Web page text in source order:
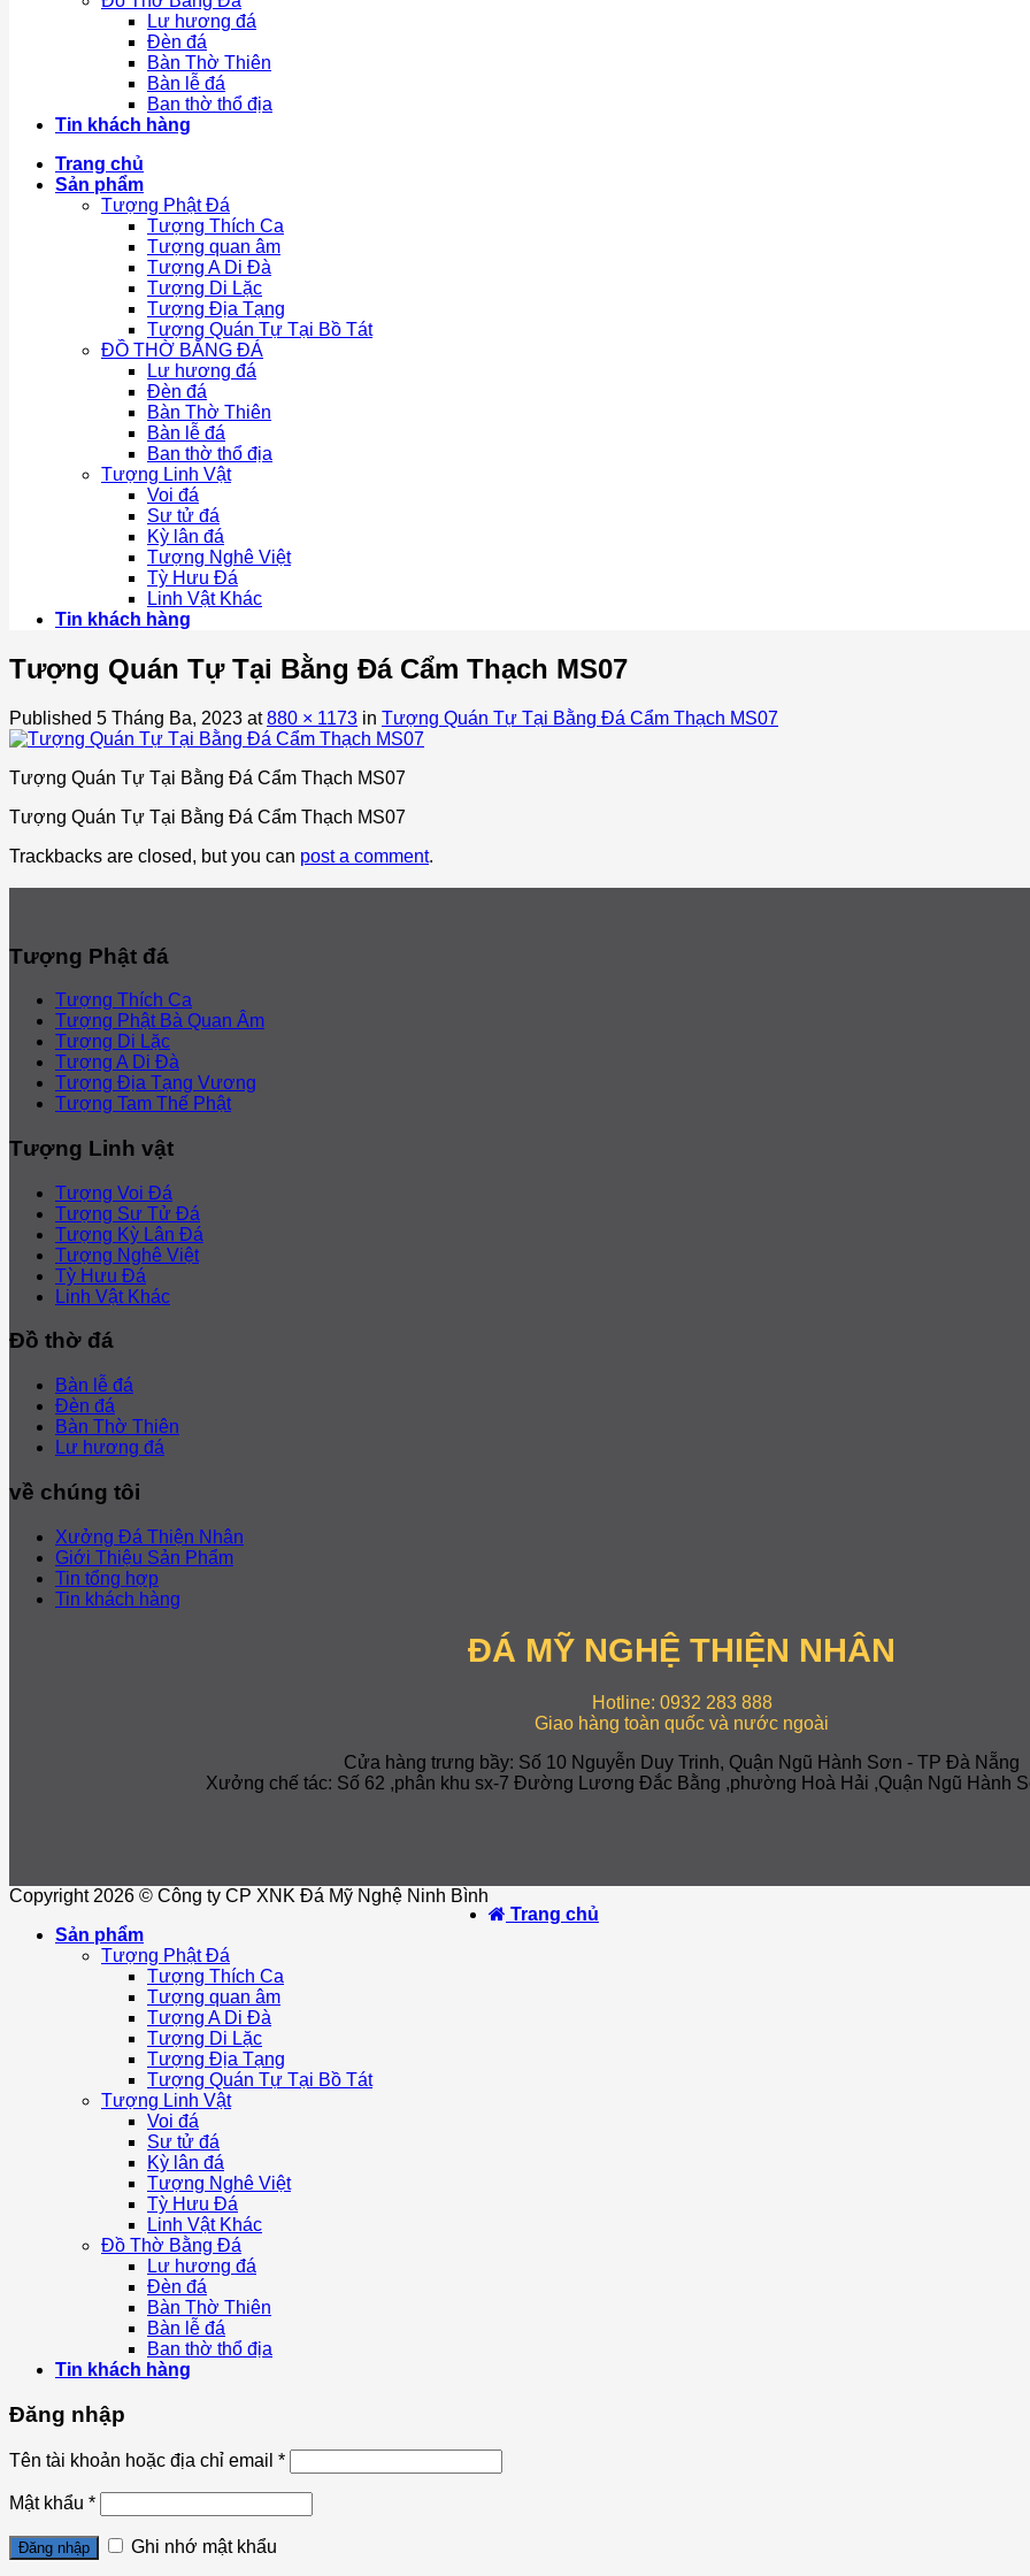
Lư hương đá
Đèn đá
Bàn Thờ Thiên
Bàn lễ đá
Ban thờ thổ địa
Tin khách hàng
Trang chủ
Sản phẩm
Tượng Phật Đá
Tượng Thích Ca
Tượng quan âm
Tượng A Di Đà
Tượng Di Lặc
Tượng Địa Tạng
Tượng Quán Tự Tại Bồ Tát
ĐỒ THỜ BẰNG ĐÁ
Lư hương đá
Đèn đá
Bàn Thờ Thiên
Bàn lễ đá
Ban thờ thổ địa
Tượng Linh Vật
Voi đá
Sư tử đá
Kỳ lân đá
Tượng Nghê Việt
Tỳ Hưu Đá
Linh Vật Khác
Tin khách hàng
Tượng Quán Tự Tại Bằng Đá Cẩm Thạch MS07
Published 5 Tháng Ba, 2023 at880 × 1173 in Tượng Quán Tự Tại Bằng Đá Cẩm Thạch MS07
Tượng Quán Tự Tại Bằng Đá Cẩm Thạch MS07
Tượng Quán Tự Tại Bằng Đá Cẩm Thạch MS07
Trackbacks are closed, but you can post a comment.
Tượng Phật đá
Tượng Thích Ca
Tượng Phật Bà Quan Âm
Tượng Di Lặc
Tượng A Di Đà
Tượng Địa Tạng Vương
Tượng Tam Thế Phật
Tượng Linh vật
Tượng Voi Đá
Tượng Sư Tử Đá
Tượng Kỳ Lân Đá
Tượng Nghê Việt
Tỳ Hưu Đá
Linh Vật Khác
Đồ thờ đá
Bàn lễ đá
Đèn đá
Bàn Thờ Thiên
Lư hương đá
về chúng tôi
Xưởng Đá Thiện Nhân
Giới Thiệu Sản Phẩm
Tin tổng hợp
Tin khách hàng
ĐÁ MỸ NGHỆ THIỆN NHÂN
Hotline: 0932 283 888
Giao hàng toàn quốc và nước ngoài
Cửa hàng trưng bầy: Số 10 Nguyễn Duy Trinh, Quận Ngũ Hành Sơn - TP Đà Nẵng
Xưởng chế tác: Số 62 ,phân khu sx-7 Đường Lương Đắc Bằng ,phường Hoà Hải ,Quận Ngũ Hành
Copyright 2026 © Công ty CP XNK Đá Mỹ Nghệ Ninh Bình
Trang chủ
Sản phẩm
Tượng Phật Đá
Tượng Thích Ca
Tượng quan âm
Tượng A Di Đà
Tượng Di Lặc
Tượng Địa Tạng
Tượng Quán Tự Tại Bồ Tát
Tượng Linh Vật
Voi đá
Sư tử đá
Kỳ lân đá
Tượng Nghê Việt
Tỳ Hưu Đá
Linh Vật Khác
Đồ Thờ Bằng Đá
Lư hương đá
Đèn đá
Bàn Thờ Thiên
Bàn lễ đá
Ban thờ thổ địa
Tin khách hàng
Đăng nhập
Tên tài khoản hoặc địa chỉ email *
Mật khẩu *
Đăng nhập Ghi nhớ mật khẩu